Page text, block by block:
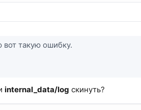
такую ошибку.
internal_data/log скинуть?